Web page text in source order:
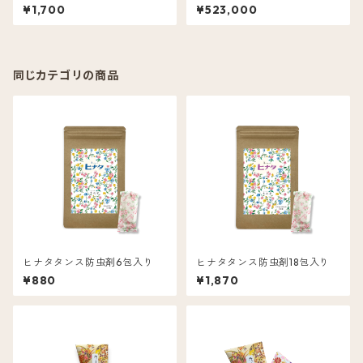
¥1,700 品
¥523,000
同じカテゴリの商品
ヒナタタンス防虫剤6包入り
¥880
ヒナタタンス防虫剤18包入り
¥1,870